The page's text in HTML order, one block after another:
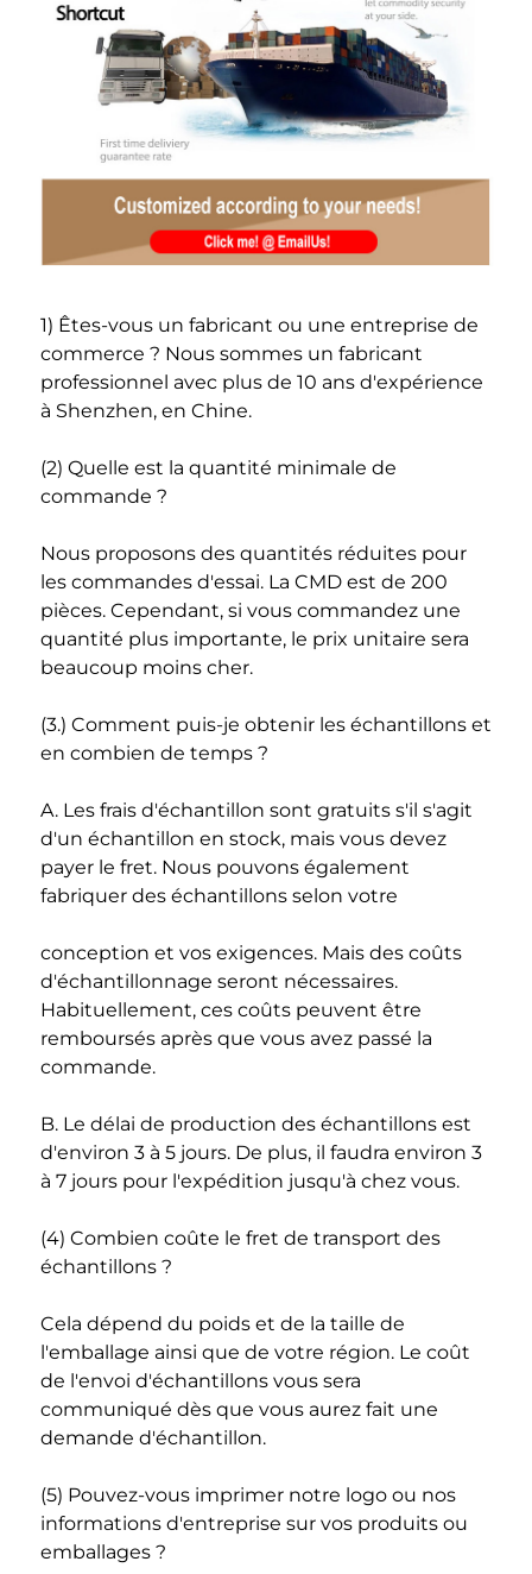
1) Êtes-vous un fabricant ou une entreprise de
commerce ? Nous sommes un fabricant
professionnel avec plus de 10 ans d'expérience
à Shenzhen, en Chine.
(2) Quelle est la quantité minimale de
commande ?
Nous proposons des quantités réduites pour
les commandes d'essai. La CMD est de 200
pièces. Cependant, si vous commandez une
quantité plus importante, le prix unitaire sera
beaucoup moins cher.
(3.) Comment puis-je obtenir les échantillons et
en combien de temps ?
A. Les frais d'échantillon sont gratuits s'il s'agit
d'un échantillon en stock, mais vous devez
payer le fret. Nous pouvons également
fabriquer des échantillons selon votre
conception et vos exigences. Mais des coûts
d'échantillonnage seront nécessaires.
Habituellement, ces coûts peuvent être
remboursés après que vous avez passé la
commande.
B. Le délai de production des échantillons est
d'environ 3 à 5 jours. De plus, il faudra environ 3
à 7 jours pour l'expédition jusqu'à chez vous.
(4) Combien coûte le fret de transport des
échantillons ?
Cela dépend du poids et de la taille de
l'emballage ainsi que de votre région. Le coût
de l'envoi d'échantillons vous sera
communiqué dès que vous aurez fait une
demande d'échantillon.
(5) Pouvez-vous imprimer notre logo ou nos
informations d'entreprise sur vos produits ou
emballages ?